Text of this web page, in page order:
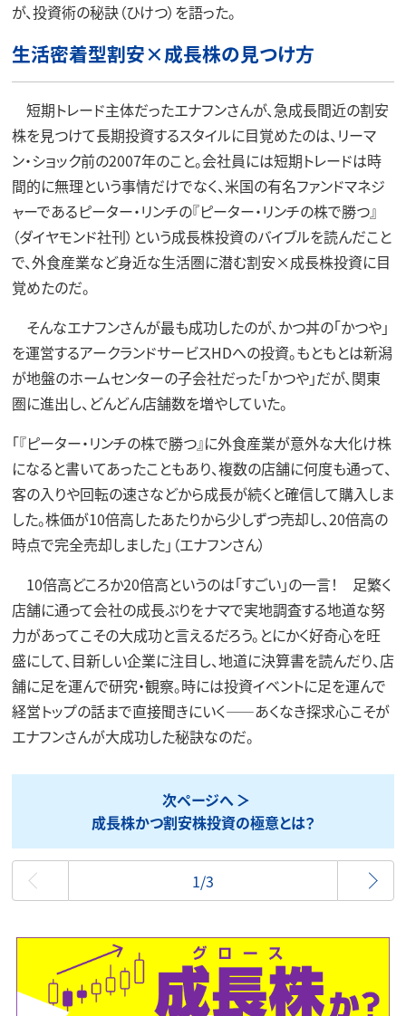
が、投資術の秘訣（ひけつ）を語った。
生活密着型割安×成長株の見つけ方
短期トレード主体だったエナフンさんが、急成長間近の割安
株を見つけて長期投資するスタイルに目覚めたのは、リーマ
ン・ショック前の2007年のこと。会社員には短期トレードは時
間的に無理という事情だけでなく、米国の有名ファンドマネジ
ャーであるピーター・リンチの『ピーター・リンチの株で勝つ』
（ダイヤモンド社刊）という成長株投資のバイブルを読んだこと
で、外食産業など身近な生活圏に潜む割安×成長株投資に目
覚めたのだ。
そんなエナフンさんが最も成功したのが、かつ丼の「かつや」
を運営するアークランドサービスHDへの投資。もともとは新潟
が地盤のホームセンターの子会社だった「かつや」だが、関東
圏に進出し、どんどん店舗数を増やしていた。
「『ピーター・リンチの株で勝つ』に外食産業が意外な大化け株
になると書いてあったこともあり、複数の店舗に何度も通って、
客の入りや回転の速さなどから成長が続くと確信して購入しま
した。株価が10倍高したあたりから少しずつ売却し、20倍高の
時点で完全売却しました」（エナフンさん）
10倍高どころか20倍高というのは「すごい」の一言！ 足繁く
店舗に通って会社の成長ぶりをナマで実地調査する地道な努
力があってこその大成功と言えるだろう。とにかく好奇心を旺
盛にして、目新しい企業に注目し、地道に決算書を読んだり、店
舗に足を運んで研究・観察。時には投資イベントに足を運んで
経営トップの話まで直接聞きにいく――あくなき探求心こそが
エナフンさんが大成功した秘訣なのだ。
次ページへ
成長株かつ割安株投資の極意とは？
最初
1/3